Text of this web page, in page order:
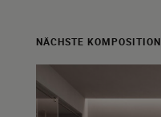
NÄCHSTE KOMPOSITION